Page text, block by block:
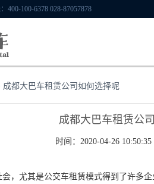
100-6378 028-87057878
成都大巴车租赁公司如何选择呢
成都大巴车租赁公
时间：2020-04-26 10:50:35
，尤其是公交车租赁模式得到了许多